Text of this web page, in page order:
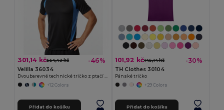
301,14 kč554,43 kč -46%
Velilla 36034
Dvoubarevné technické tričko z ptačí perspektivy (160 g/m²), z polyesteru (100 %)
+12 Colors
Přidat do košíku
101,92 kč145,14 kč -30%
TH Clothes 30104
Pánské tričko
+29 Colors
Přidat do košíku